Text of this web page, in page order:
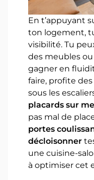
En t’appuyant
ton logement,
visibilité. Tu
des meubles
gagner en
faire, profite
sous les
placards sur
pas mal de
portes
décloisonner
une cuisine-
à optimiser cet